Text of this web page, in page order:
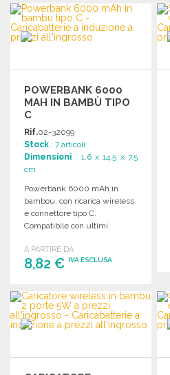
Richiedi un preventivo
POWERBANK 6000
MAH IN BAMBÙ TIPO
C
Rif.02-32099
Stock : 7 articoli
Dimensioni : 1.6 x 14.5 x 7.5
cm
Powerbank 6000 mAh in
bambou, con ricarica wireless
e connettore tipo C.
Compatibile con ultimi
A PARTIRE DA
8,82 € IVA ESCLUSA
ORDINARE
Richiedi un preventivo